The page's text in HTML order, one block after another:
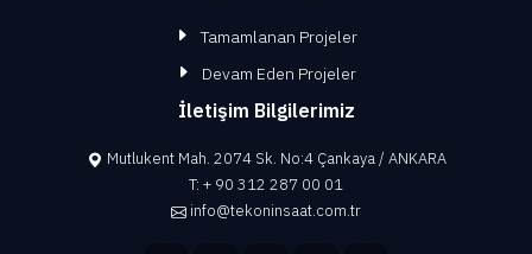
Tamamlanan Projeler
Devam Eden Projeler
İletişim Bilgilerimiz
Mutlukent Mah. 2074 Sk. No:4 Çankaya / ANKARA
T: + 90 312 287 00 01
info@tekoninsaat.com.tr